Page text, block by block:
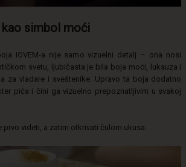
kao simbol moći
IOVEM-a nije samo vizuelni detalj – ona nosi
svetu, ljubičasta je bila boja moći, luksuza i
za vladare i sveštenike. Upravo ta boja dodatno
pića i čini ga vizuelno prepoznatljivim u svakoj
prvo videti, a zatim otkrivati čulom ukusa.